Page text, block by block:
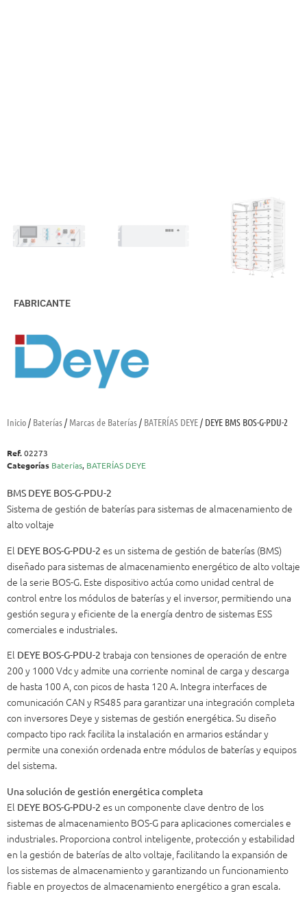
Inicio/ Baterías/ Marcas de Baterías/ BATERÍAS DEYE/ DEYE BMS BOS-G-PDU-2
Ref.02273
Categorías Baterías, BATERÍAS DEYE
BMS DEYE BOS-G-PDU-2
Sistema de gestión de baterías para sistemas de almacenamiento de
alto voltaje
El DEYE BOS-G-PDU-2 es un sistema de gestión de baterías (BMS)
diseñado para sistemas de almacenamiento energético de alto voltaje
de la serie BOS-G. Este dispositivo actúa como unidad central de
control entre los módulos de baterías y el inversor, permitiendo una
gestión segura y eficiente de la energía dentro de sistemas ESS
comerciales e industriales.
El DEYE BOS-G-PDU-2 trabaja con tensiones de operación de entre
200 y 1000 Vdc y admite una corriente nominal de carga y descarga
de hasta 100 A, con picos de hasta 120 A. Integra interfaces de
comunicación CAN y RS485 para garantizar una integración completa
con inversores Deye y sistemas de gestión energética. Su diseño
compacto tipo rack facilita la instalación en armarios estándar y
permite una conexión ordenada entre módulos de baterías y equipos
del sistema.
Una solución de gestión energética completa
El DEYE BOS-G-PDU-2 es un componente clave dentro de los
sistemas de almacenamiento BOS-G para aplicaciones comerciales e
industriales. Proporciona control inteligente, protección y estabilidad
en la gestión de baterías de alto voltaje, facilitando la expansión de
los sistemas de almacenamiento y garantizando un funcionamiento
fiable en proyectos de almacenamiento energético a gran escala.
FABRICANTE